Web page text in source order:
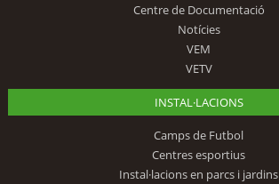
Centre de Documentació
Notícies
VEM
VETV
INSTAL·LACIONS
Camps de Futbol
Centres esportius
Instal·lacions en parcs i jardins